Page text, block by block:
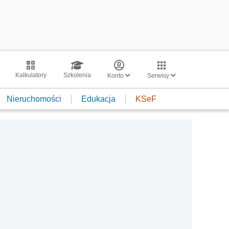
Kalkulatory Szkolenia Konto Serwisy
Nieruchomości Edukacja KSeF